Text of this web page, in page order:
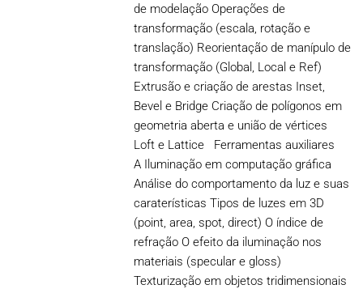
de modelação Operações de
transformação (escala, rotação e
translação) Reorientação de manípulo de
transformação (Global, Local e Ref)
Extrusão e criação de arestas Inset,
Bevel e Bridge Criação de polígonos em
geometria aberta e união de vértices
Loft e Lattice Ferramentas auxiliares
A Iluminação em computação gráfica
Análise do comportamento da luz e suas
caraterísticas Tipos de luzes em 3D
(point, area, spot, direct) O índice de
refração O efeito da iluminação nos
materiais (specular e gloss)
Texturização em objetos tridimensionais